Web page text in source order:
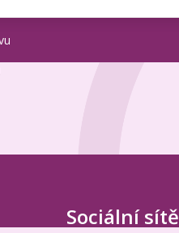
Sociální sítě